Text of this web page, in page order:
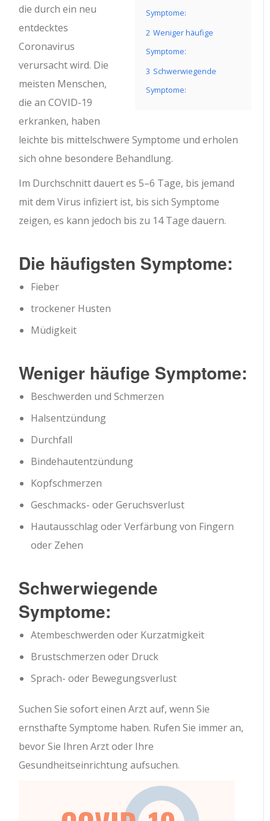
Symptome:
2 Weniger häufige
Symptome:
3 Schwerwiegende
Symptome:
die durch ein neu
entdecktes
Coronavirus
verursacht wird. Die
meisten Menschen,
die an COVID-19
erkranken, haben
leichte bis mittelschwere Symptome und erholen
sich ohne besondere Behandlung.
Im Durchschnitt dauert es 5–6 Tage, bis jemand
mit dem Virus infiziert ist, bis sich Symptome
zeigen, es kann jedoch bis zu 14 Tage dauern.
Die häufigsten Symptome:
Fieber
trockener Husten
Müdigkeit
Weniger häufige Symptome:
Beschwerden und Schmerzen
Halsentzündung
Durchfall
Bindehautentzündung
Kopfschmerzen
Geschmacks- oder Geruchsverlust
Hautausschlag oder Verfärbung von Fingern
oder Zehen
Schwerwiegende
Symptome:
Atembeschwerden oder Kurzatmigkeit
Brustschmerzen oder Druck
Sprach- oder Bewegungsverlust
Suchen Sie sofort einen Arzt auf, wenn Sie
ernsthafte Symptome haben. Rufen Sie immer an,
bevor Sie Ihren Arzt oder Ihre
Gesundheitseinrichtung aufsuchen.